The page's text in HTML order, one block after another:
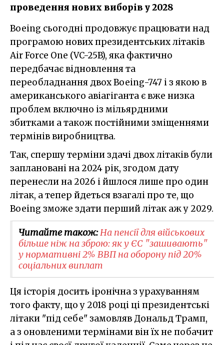
проведення нових виборів у 2028
Boeing сьогодні продовжує працювати над
програмою нових президентських літаків
Air Force One (VC-25B), яка фактично
передбачає відновлення та
переобладнання двох Boeing-747 і з якою в
американського авіагіганта є вже низка
проблем включно із мільярдними
збитками а також постійними зміщеннями
термінів виробництва.
Так, спершу терміни здачі двох літаків були
заплановані на 2024 рік, згодом дату
перенесли на 2026 і йшлося лише про один
літак, а тепер йдеться взагалі про те, що
Boeing зможе здати перший літак аж у 2029.
Читайте також:На пенсії для військових
більше ніж на зброю: як у ЄС "зашивають"
у нормативні 2% ВВП на оборону під 20%
соціальних виплат
Ця історія досить іронічна з урахуванням
того факту, що у 2018 році ці президентські
літаки "під себе" замовляв Дональд Трамп,
а з оновленими термінами він їх не побачит